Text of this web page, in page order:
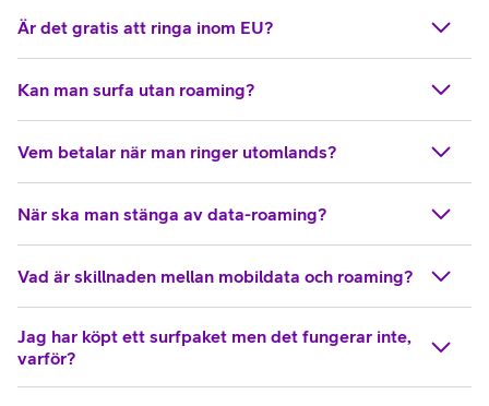
Är det gratis att ringa inom EU?
Kan man surfa utan roaming?
Vem betalar när man ringer utomlands?
När ska man stänga av data-roaming?
Vad är skillnaden mellan mobildata och roaming?
Jag har köpt ett surfpaket men det fungerar inte,
varför?